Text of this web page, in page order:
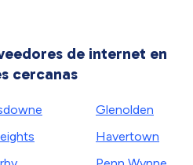
de internet en
cercanas
Glenolden
Havertown